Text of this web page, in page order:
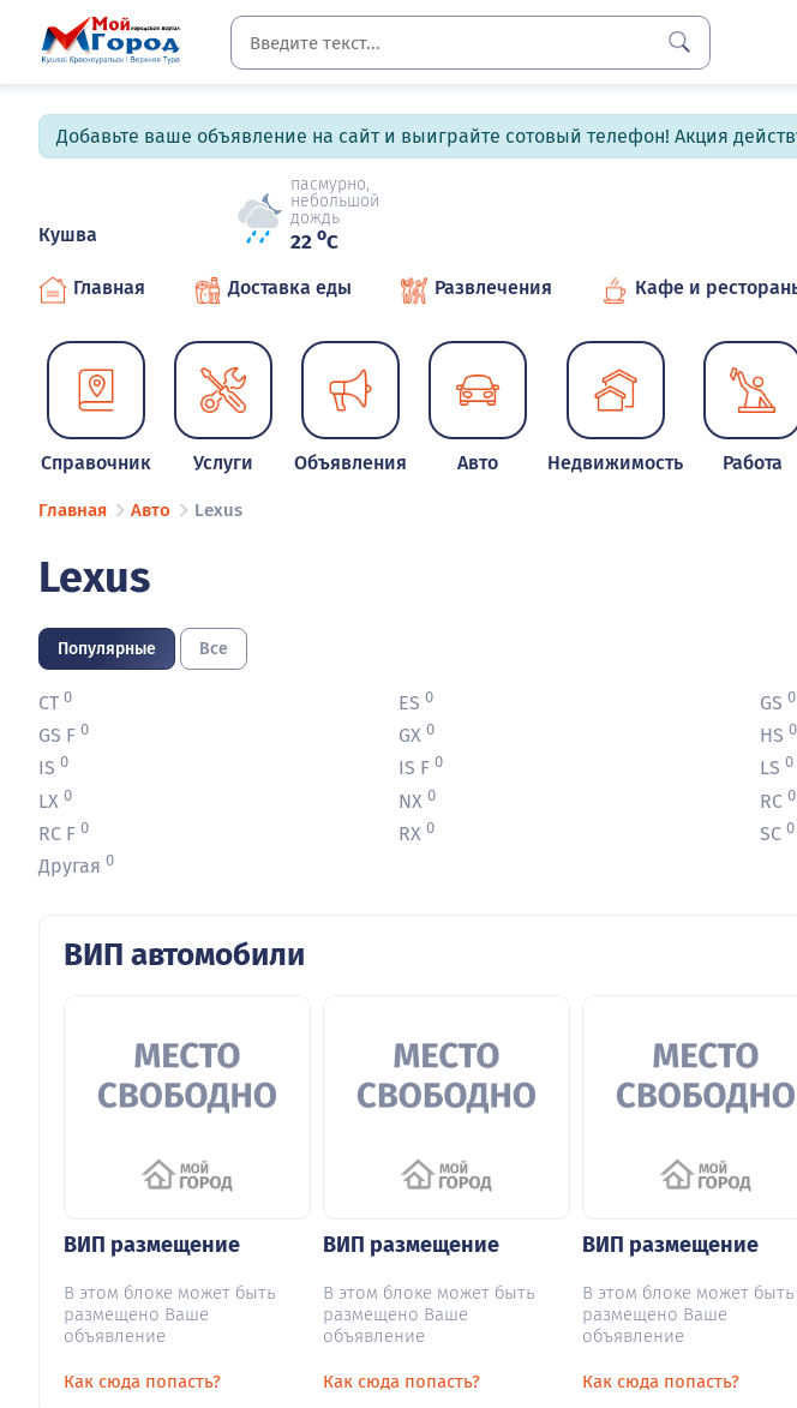
Добавьте ваше объявление на сайт и выиграйте сотовый телефон! Акция
Кушва
пасмурно,
небольшой
дождь
22 oC
Главная Доставка еды Развлечения Кафе и
Справочник Услуги Объявления Авто Недвижимость Работа
Главная Авто Lexus
Lexus
Популярные Все
CT 0 ES 0 GS 0
GS F 0 GX 0 HS 0
IS 0 IS F 0 LS 0
LX 0 NX 0 RC 0
RC F 0 RX 0 SC 0
Другая 0
ВИП автомобили
ВИП размещение
В этом блоке может быть
размещено Ваше
объявление
Как сюда попасть?
ВИП размещение
В этом блоке может быть
размещено Ваше
объявление
Как сюда попасть?
ВИП размещение
В этом блоке может быть
размещено Ваше
объявление
Как сюда попасть?